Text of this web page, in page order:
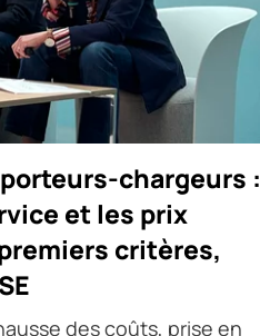
chargeurs :
et les prix
critères,
des coûts, prise en